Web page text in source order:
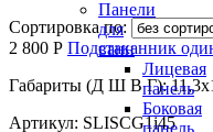
Панели
для
ванн
Лицевая
панель
Боковая
Сортировка по:
2 800 Р Подстаканник
Габариты (Д Ш В Г):
Артикул: SLISCG1i45